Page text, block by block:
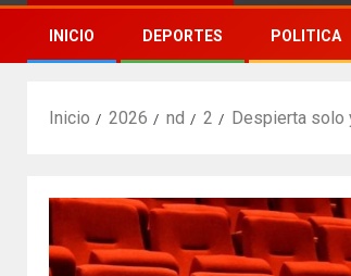
INICIO DEPORTES POLITICA
Inicio 2026 nd 2 Despierta solo